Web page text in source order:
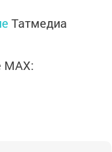
Татмедиа
MАХ: